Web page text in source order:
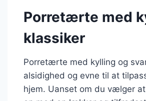
Porretærte med
klassiker
Porretærte med kylling og
alsidighed og evne til at
hjem. Uanset om du vælger